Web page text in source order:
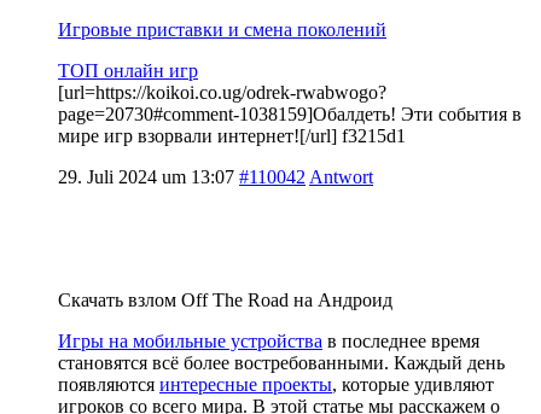
Игровые приставки и смена поколений
ТОП онлайн игр
[url=https://koikoi.co.ug/odrek-rwabwogo?
page=20730#comment-1038159]Обалдеть! Эти события в
мире игр взорвали интернет![/url] f3215d1
29. Juli 2024 um 13:07 #110042 Antwort
Скачать взлом Off The Road на Андроид
Игры на мобильные устройства в последнее время
становятся всё более востребованными. Каждый день
появляются интересные проекты, которые удивляют
игроков со всего мира. В этой статье мы расскажем о